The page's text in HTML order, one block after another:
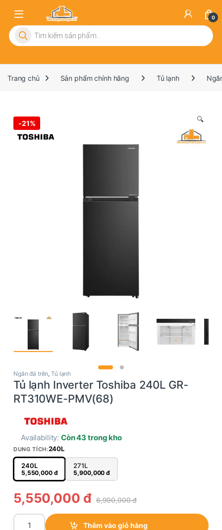
0
Tìm kiếm sản phẩm
Trang chủ Sản phẩm chính hãng Tủ lạnh
-21% 🔍
Ngăn đá trên,Tủ lạnh
Tủ lạnh Inverter Toshiba 240L GR-
RT310WE-PMV(68)
Availability:Còn 43 trong kho
DUNG TÍCH:240L
240L
5,550,000 đ
271L
5,900,000đ
5,550,000 đ 6,990,000đ
Tủ lạnh Inverter Toshiba 240L GR-RT310WE-PMV(68)
Thêm vào giỏ hàng